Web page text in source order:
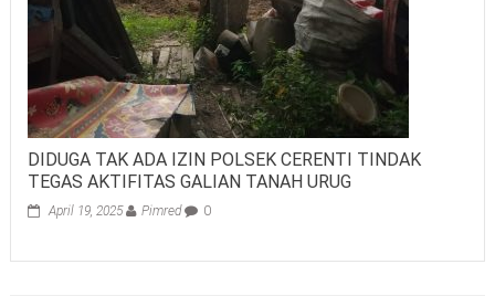
DIDUGA TAK ADA IZIN POLSEK CERENTI TINDAK
TEGAS AKTIFITAS GALIAN TANAH URUG
April 19, 2025 Pimred 0